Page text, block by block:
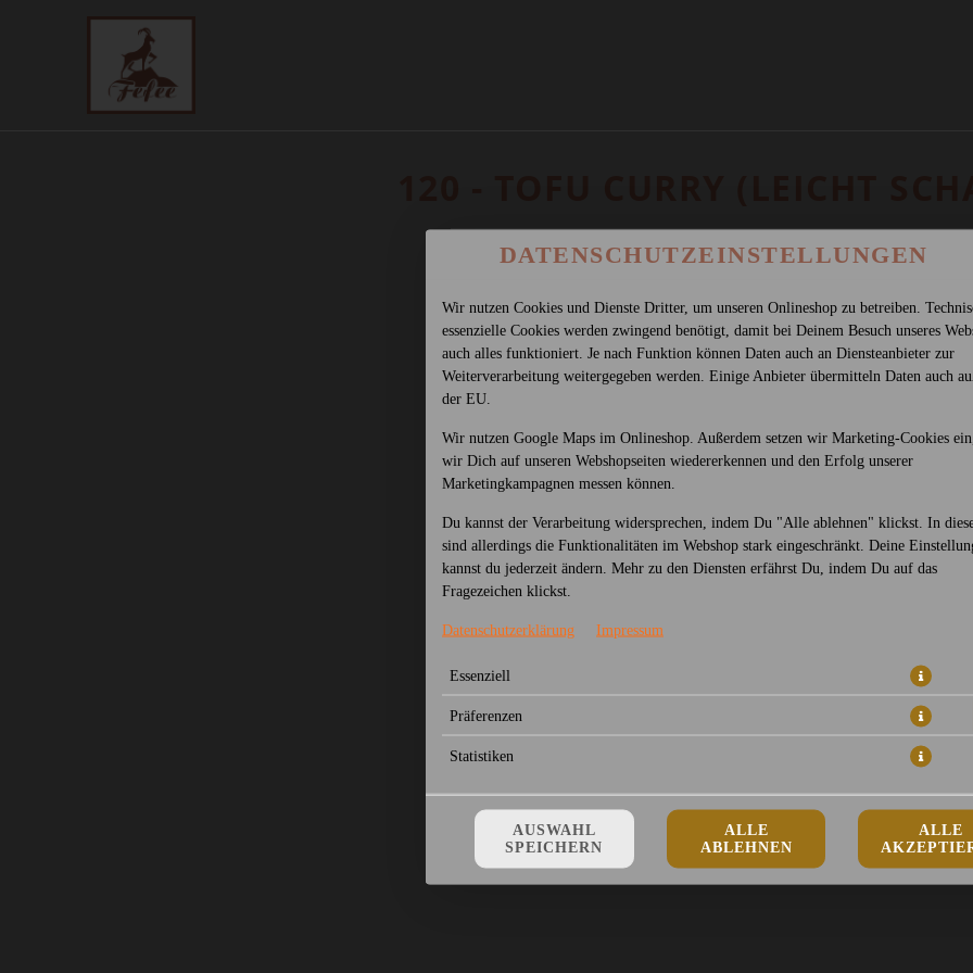
DATENSCHUTZEINSTELLUNGEN
Wir nutzen Cookies und Dienste Dritter, um unseren Onlineshop zu betreiben.
essenzielle Cookies werden zwingend benötigt, damit bei Deinem Besuch unseres
auch alles funktioniert. Je nach Funktion können Daten auch an Diensteanbieter zur
Weiterverarbeitung weitergegeben werden. Einige Anbieter übermitteln Daten auch
der EU.
Wir nutzen Google Maps im Onlineshop. Außerdem setzen wir Marketing-Cookies
wir Dich auf unseren Webshopseiten wiedererkennen und den Erfolg unserer
Marketingkampagnen messen können.
Du kannst der Verarbeitung widersprechen, indem Du "Alle ablehnen" klickst. In
sind allerdings die Funktionalitäten im Webshop stark eingeschränkt. Deine
kannst du jederzeit ändern. Mehr zu den Diensten erfährst Du, indem Du auf das
Fragezeichen klickst.
Datenschutzerklärung Impressum
Essenziell
Präferenzen
Statistiken
AUSWAHL
SPEICHERN
ALLE
ABLEHNEN
ALLE